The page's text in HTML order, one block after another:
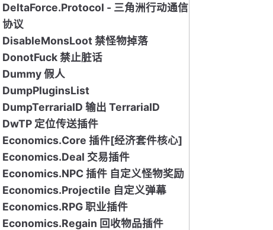
DeltaForce.Protocol - 三角洲行动通信
协议
DisableMonsLoot 禁怪物掉落
DonotFuck 禁止脏话
Dummy 假人
DumpPluginsList
DumpTerrariaID 输出 TerrariaID
DwTP 定位传送插件
Economics.Core 插件[经济套件核心]
Economics.Deal 交易插件
Economics.NPC 插件 自定义怪物奖励
Economics.Projectile 自定义弹幕
Economics.RPG 职业插件
Economics.Regain 回收物品插件